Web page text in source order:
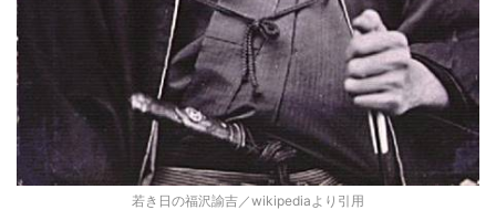
若き日の福沢諭吉／wikipediaより引用